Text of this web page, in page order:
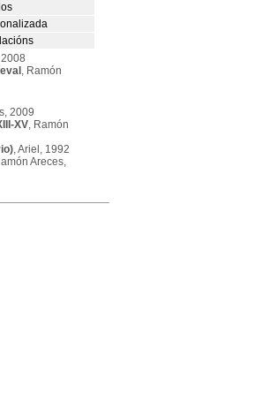
, Ramón
2009
XV, Ramón
, Ariel, 1992
Areces,